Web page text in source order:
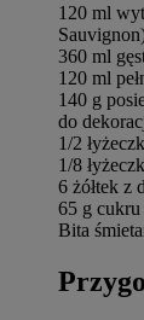
120 ml
360 ml
120 ml
140 g
do
1/2
1/8
6 żółtek z
65 g cukru
Bita